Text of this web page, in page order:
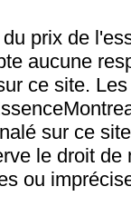
prix de
aucune
ce site.
sur ce
le droit de
ou